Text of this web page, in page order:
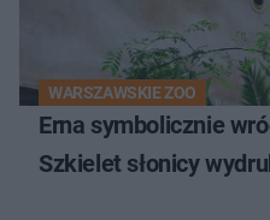
WARSZAWSKIE ZOO
Erna symbolicznie
Szkielet słonicy